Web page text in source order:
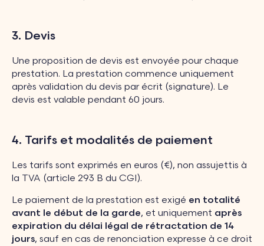
3. Devis
Une proposition de devis est envoyée pour chaque
prestation. La prestation commence uniquement
après validation du devis par écrit (signature). Le
devis est valable pendant 60 jours.
4. Tarifs et modalités de paiement
Les tarifs sont exprimés en euros (€), non assujettis à
la TVA (article 293 B du CGI).
Le paiement de la prestation est exigé en totalité
avant le début de la garde, et uniquement après
expiration du délai légal de rétractation de 14
jours, sauf en cas de renonciation expresse à ce droit